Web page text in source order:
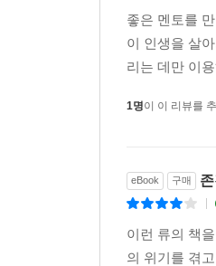
읽다보면 마치 그
일깨워간다.
책 제목처럼, 그
좋은 멘토를
이 인생을 살
리는 데만 이
1명이 이 리뷰를
eBook 구매
이런 류의 책
의 위기를 겪